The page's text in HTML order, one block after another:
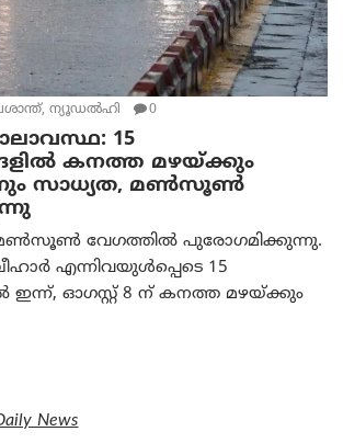
ന്യൂഡല്‍ഹി 0
15
കനത്ത മഴയ്ക്കും
സാധ്യത, മൺസൂൺ
മൺസൂൺ വേഗത്തിൽ പുരോഗമിക്കുന്നു.
എന്നിവയുൾപ്പെടെ 15
ഇന്ന്, ഓഗസ്റ്റ് 8 ന് കനത്ത മഴയ്ക്കും
News